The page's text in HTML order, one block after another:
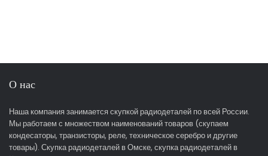
О нас
Наша компания занимается скупкой радиодеталей по всей России.
Мы работаем с множеством наименований товаров (скупаем
кондесаторы, транзисторы, реле, техническое серебро и другие
товары). Скупка радиодеталей в Омске, скупка радиодеталей в